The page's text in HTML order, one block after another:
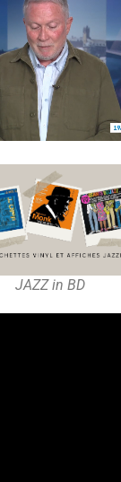
JAZZ in BD